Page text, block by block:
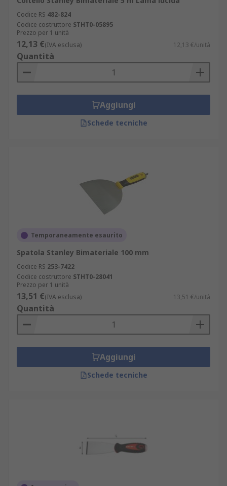
Codice RS 482-824
Codice costruttore STHT0-05895
Prezzo per 1 unità
12,13 €(IVA esclusa) 12,13 €/unità
Quantità
Aggiungi
Schede tecniche
Temporaneamente esaurito
Spatola Stanley Bimateriale 100 mm
Codice RS 253-7422
Codice costruttore STHT0-28041
Prezzo per 1 unità
13,51 €(IVA esclusa) 13,51 €/unità
Quantità
Aggiungi
Schede tecniche